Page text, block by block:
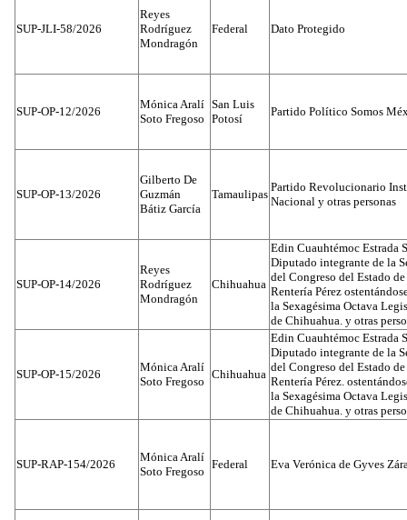
SUP-JLI-58/2026
Reyes
Rodríguez
Mondragón
Federal Dato Protegido
SUP-OP-12/2026
Mónica Aralí
Soto Fregoso
San Luis
Potosí
Partido Político Somos
SUP-OP-13/2026
Gilberto De
Guzmán
Bátiz García
Tamaulipas
Partido Revolucionario
Nacional y otras personas
SUP-OP-14/2026
Reyes
Rodríguez
Mondragón
Chihuahua
Edin Cuauhtémoc Estrada
Diputado integrante de la
del Congreso del Estado
Rentería Pérez
la Sexagésima Octava
de Chihuahua. y otras
SUP-OP-15/2026
Mónica Aralí
Soto Fregoso
Chihuahua
Edin Cuauhtémoc Estrada
Diputado integrante de la
del Congreso del Estado
Rentería Pérez.
la Sexagésima Octava
de Chihuahua. y otras
SUP-RAP-154/2026
Mónica Aralí
Soto Fregoso
Federal Eva Verónica de Gyves